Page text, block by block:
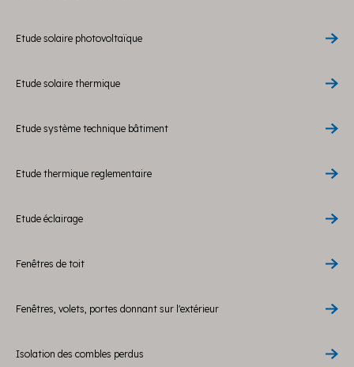
Etude solaire photovoltaïque
Etude solaire thermique
Etude système technique bâtiment
Etude thermique reglementaire
Etude éclairage
Fenêtres de toit
Fenêtres, volets, portes donnant sur l'extérieur
Isolation des combles perdus